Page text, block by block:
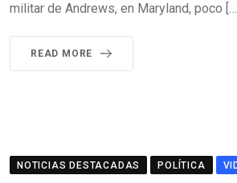
militar de Andrews, en Maryland, poco […]
READ MORE
NOTICIAS DESTACADAS POLÍTICA